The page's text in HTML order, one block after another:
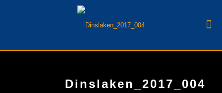
Dinslaken_2017_004